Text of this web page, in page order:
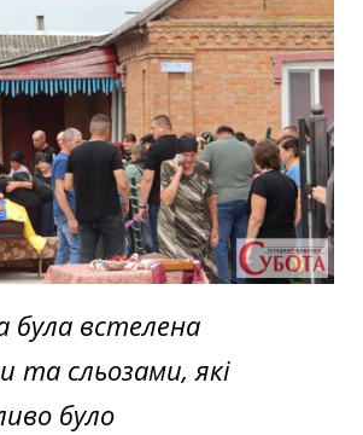
була встелена
та сльозами, які
було